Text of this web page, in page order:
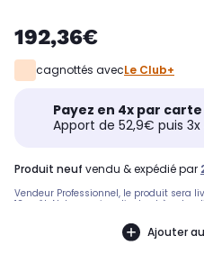
192,36€
cagnottés avecLe Club+
Payez en 4x par
Apport de 52,9€ puis
produit neuf vendu & expédié par
Vendeur Professionnel, le produit sera
12 août. Notre service client est à votre
Ajouter